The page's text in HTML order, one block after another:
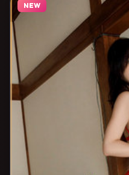
NEW